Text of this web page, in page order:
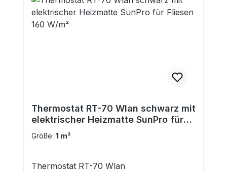
Thermostat RT-70 Wlan schwarz mit
elektrischer Heizmatte SunPro für
Fliesen 160 W/m²
Größe: 1 m²
Thermostat RT-70 Wlan